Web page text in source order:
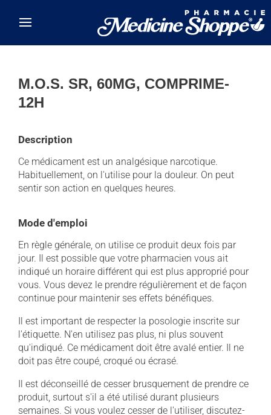
M.O.S. SR, 60MG, COMPRIME-
12H
Description
Ce médicament est un analgésique narcotique.
Habituellement, on l'utilise pour la douleur. On peut
sentir son action en quelques heures.
Mode d'emploi
En règle générale, on utilise ce produit deux fois par
jour. Il est possible que votre pharmacien vous ait
indiqué un horaire différent qui est plus approprié pour
vous. Vous devez le prendre régulièrement et de façon
continue pour maintenir ses effets bénéfiques.
Il est important de respecter la posologie inscrite sur
l'étiquette. N'en utilisez pas plus, ni plus souvent
qu'indiqué. Ce médicament doit être avalé entier. Il ne
doit pas être coupé, croqué ou écrasé.
Il est déconseillé de cesser brusquement de prendre ce
produit, surtout s'il a été utilisé durant plusieurs
semaines. Si vous voulez cesser de l'utiliser, discutez-